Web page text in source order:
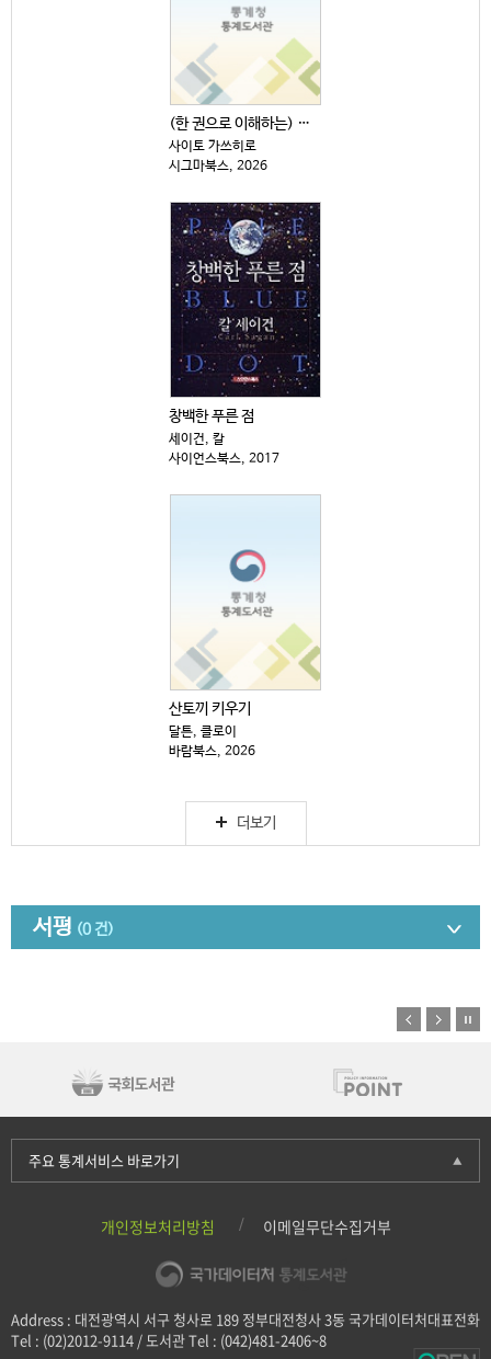
(한 권으로 이해하는) 원자·소립자·양자의 세계
사이토 가쓰히로
시그마북스, 2026
창백한 푸른 점
세이건, 칼
사이언스북스, 2017
산토끼 키우기
달튼, 클로이
바람북스, 2026
더보기
서평 (0 건)
개인정보처리방침 이메일무단수집거부
Address : 대전광역시 서구 청사로 189 정부대전청사 3동 국가데이터처대표전화
Tel : (02)2012-9114 / 도서관 Tel : (042)481-2406~8
주요 통계서비스 바로가기